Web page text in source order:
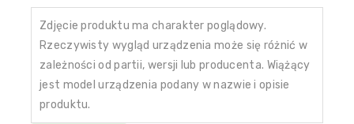
Zdjęcie produktu ma charakter poglądowy.
Rzeczywisty wygląd urządzenia może się różnić w
zależności od partii, wersji lub producenta. Wiążący
jest model urządzenia podany w nazwie i opisie
produktu.